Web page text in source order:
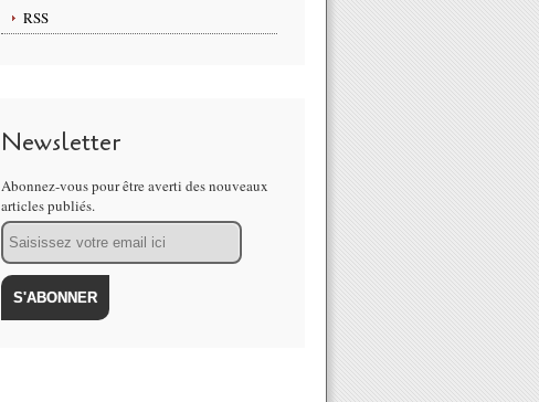
RSS
Newsletter
Abonnez-vous pour être averti des nouveaux
articles publiés.
Email